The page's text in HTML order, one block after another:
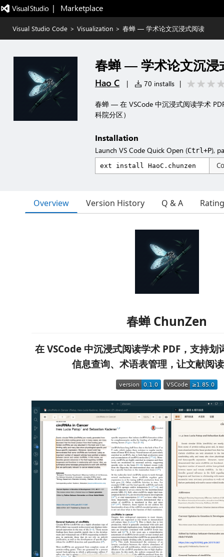
|   Marketplace
Visual Studio Code > Visualization > 春蝉 — 学术论文沉浸式阅读
春蝉 — 学术论文沉浸
Hao C | 70 installs |
春蝉 — 在 VSCode 中沉浸式阅读学术
科院分区）
Installation
Launch VS Code Quick Open (Ctrl+P),
Overview Version History Q & A
春蝉 ChunZen
在 VSCode 中沉浸式阅读学术 PDF，支持
信息查询、术语表管理，让文献阅